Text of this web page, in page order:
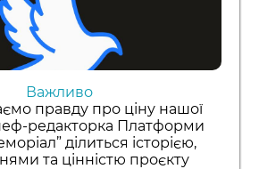
Важливо
правду про ціну нашої
редакторка Платформи
ділиться історією,
та цінністю проєкту